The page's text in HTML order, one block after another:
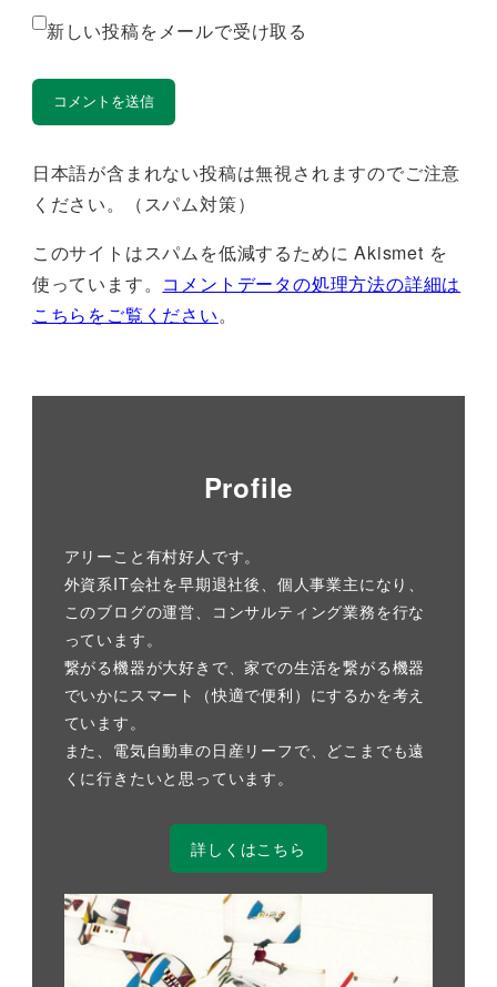
新しい投稿をメールで受け取る
日本語が含まれない投稿は無視されますのでご注意
ください。（スパム対策）
このサイトはスパムを低減するために Akismet を
使っています。 コメントデータの処理方法の詳細は
こちらをご覧ください。
Profile
アリーこと有村好人です。
外資系IT会社を早期退社後、個人事業主になり、
このブログの運営、コンサルティング業務を行な
っています。
繋がる機器が大好きで、家での生活を繋がる機器
でいかにスマート（快適で便利）にするかを考え
ています。
また、電気自動車の日産リーフで、どこまでも遠
くに行きたいと思っています。
詳しくはこちら